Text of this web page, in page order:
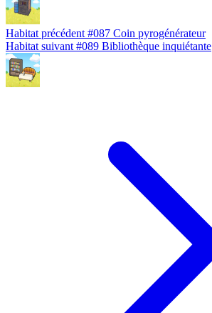
Habitat précédent #087 Coin pyrogénérateur
Habitat suivant #089 Bibliothèque inquiétante